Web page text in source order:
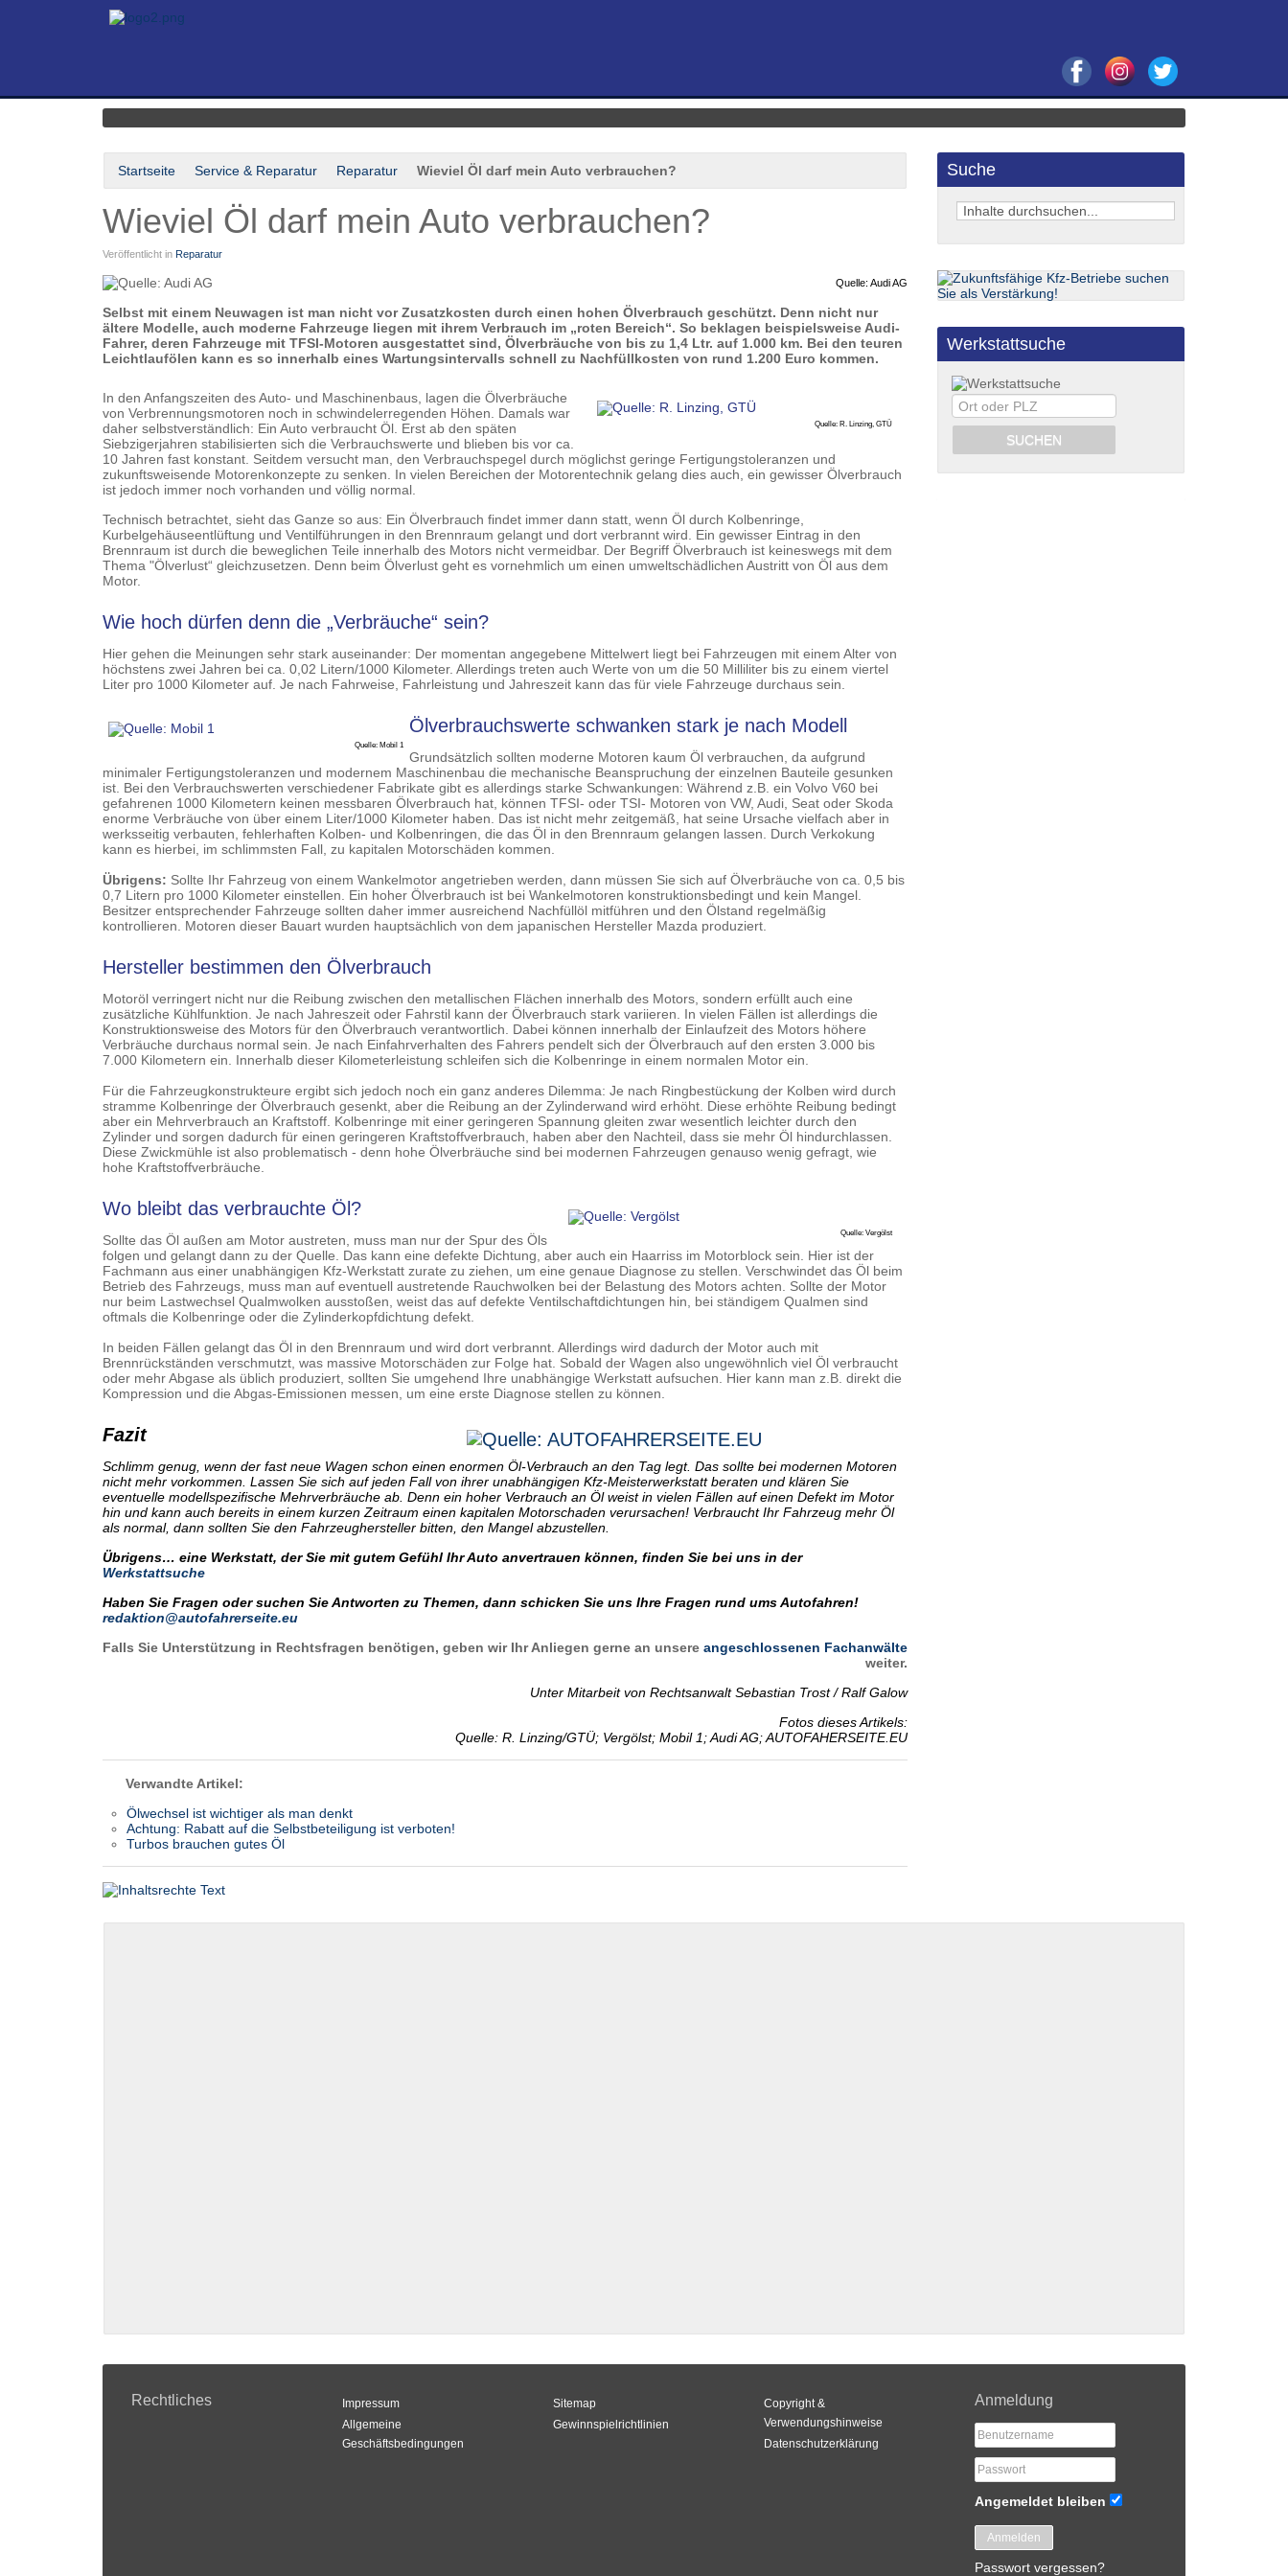
Startseite Service & Reparatur Reparatur Wieviel Öl darf mein Auto verbrauchen?
Wieviel Öl darf mein Auto verbrauchen?
Veröffentlicht in Reparatur
Quelle: Audi AG
Selbst mit einem Neuwagen ist man nicht vor Zusatzkosten durch einen hohen Ölverbrauch geschützt. Denn nicht nur
ältere Modelle, auch moderne Fahrzeuge liegen mit ihrem Verbrauch im „roten Bereich“. So beklagen beispielsweise Audi-
Fahrer, deren Fahrzeuge mit TFSI-Motoren ausgestattet sind, Ölverbräuche von bis zu 1,4 Ltr. auf 1.000 km. Bei den teuren
Leichtlaufölen kann es so innerhalb eines Wartungsintervalls schnell zu Nachfüllkosten von rund 1.200 Euro kommen.
Quelle: R. Linzing, GTÜ
In den Anfangszeiten des Auto- und Maschinenbaus, lagen die Ölverbräuche
von Verbrennungsmotoren noch in schwindelerregenden Höhen. Damals war
daher selbstverständlich: Ein Auto verbraucht Öl. Erst ab den späten
Siebzigerjahren stabilisierten sich die Verbrauchswerte und blieben bis vor ca.
10 Jahren fast konstant. Seitdem versucht man, den Verbrauchspegel durch möglichst geringe Fertigungstoleranzen und
zukunftsweisende Motorenkonzepte zu senken. In vielen Bereichen der Motorentechnik gelang dies auch, ein gewisser Ölverbrauch
ist jedoch immer noch vorhanden und völlig normal.
Technisch betrachtet, sieht das Ganze so aus: Ein Ölverbrauch findet immer dann statt, wenn Öl durch Kolbenringe,
Kurbelgehäuseentlüftung und Ventilführungen in den Brennraum gelangt und dort verbrannt wird. Ein gewisser Eintrag in den
Brennraum ist durch die beweglichen Teile innerhalb des Motors nicht vermeidbar. Der Begriff Ölverbrauch ist keineswegs mit dem
Thema "Ölverlust“ gleichzusetzen. Denn beim Ölverlust geht es vornehmlich um einen umweltschädlichen Austritt von Öl aus dem
Motor.
Wie hoch dürfen denn die „Verbräuche“ sein?
Hier gehen die Meinungen sehr stark auseinander: Der momentan angegebene Mittelwert liegt bei Fahrzeugen mit einem Alter von
höchstens zwei Jahren bei ca. 0,02 Litern/1000 Kilometer. Allerdings treten auch Werte von um die 50 Milliliter bis zu einem viertel
Liter pro 1000 Kilometer auf. Je nach Fahrweise, Fahrleistung und Jahreszeit kann das für viele Fahrzeuge durchaus sein.
Quelle: Mobil 1
Ölverbrauchswerte schwanken stark je nach Modell
Grundsätzlich sollten moderne Motoren kaum Öl verbrauchen, da aufgrund
minimaler Fertigungstoleranzen und modernem Maschinenbau die mechanische Beanspruchung der einzelnen Bauteile gesunken
ist. Bei den Verbrauchswerten verschiedener Fabrikate gibt es allerdings starke Schwankungen: Während z.B. ein Volvo V60 bei
gefahrenen 1000 Kilometern keinen messbaren Ölverbrauch hat, können TFSI- oder TSI- Motoren von VW, Audi, Seat oder Skoda
enorme Verbräuche von über einem Liter/1000 Kilometer haben. Das ist nicht mehr zeitgemäß, hat seine Ursache vielfach aber in
werksseitig verbauten, fehlerhaften Kolben- und Kolbenringen, die das Öl in den Brennraum gelangen lassen. Durch Verkokung
kann es hierbei, im schlimmsten Fall, zu kapitalen Motorschäden kommen.
Übrigens: Sollte Ihr Fahrzeug von einem Wankelmotor angetrieben werden, dann müssen Sie sich auf Ölverbräuche von ca. 0,5 bis
0,7 Litern pro 1000 Kilometer einstellen. Ein hoher Ölverbrauch ist bei Wankelmotoren konstruktionsbedingt und kein Mangel.
Besitzer entsprechender Fahrzeuge sollten daher immer ausreichend Nachfüllöl mitführen und den Ölstand regelmäßig
kontrollieren. Motoren dieser Bauart wurden hauptsächlich von dem japanischen Hersteller Mazda produziert.
Hersteller bestimmen den Ölverbrauch
Motoröl verringert nicht nur die Reibung zwischen den metallischen Flächen innerhalb des Motors, sondern erfüllt auch eine
zusätzliche Kühlfunktion. Je nach Jahreszeit oder Fahrstil kann der Ölverbrauch stark variieren. In vielen Fällen ist allerdings die
Konstruktionsweise des Motors für den Ölverbrauch verantwortlich. Dabei können innerhalb der Einlaufzeit des Motors höhere
Verbräuche durchaus normal sein. Je nach Einfahrverhalten des Fahrers pendelt sich der Ölverbrauch auf den ersten 3.000 bis
7.000 Kilometern ein. Innerhalb dieser Kilometerleistung schleifen sich die Kolbenringe in einem normalen Motor ein.
Für die Fahrzeugkonstrukteure ergibt sich jedoch noch ein ganz anderes Dilemma: Je nach Ringbestückung der Kolben wird durch
stramme Kolbenringe der Ölverbrauch gesenkt, aber die Reibung an der Zylinderwand wird erhöht. Diese erhöhte Reibung bedingt
aber ein Mehrverbrauch an Kraftstoff. Kolbenringe mit einer geringeren Spannung gleiten zwar wesentlich leichter durch den
Zylinder und sorgen dadurch für einen geringeren Kraftstoffverbrauch, haben aber den Nachteil, dass sie mehr Öl hindurchlassen.
Diese Zwickmühle ist also problematisch - denn hohe Ölverbräuche sind bei modernen Fahrzeugen genauso wenig gefragt, wie
hohe Kraftstoffverbräuche.
Quelle: Vergölst
Wo bleibt das verbrauchte Öl?
Sollte das Öl außen am Motor austreten, muss man nur der Spur des Öls
folgen und gelangt dann zu der Quelle. Das kann eine defekte Dichtung, aber auch ein Haarriss im Motorblock sein. Hier ist der
Fachmann aus einer unabhängigen Kfz-Werkstatt zurate zu ziehen, um eine genaue Diagnose zu stellen. Verschwindet das Öl beim
Betrieb des Fahrzeugs, muss man auf eventuell austretende Rauchwolken bei der Belastung des Motors achten. Sollte der Motor
nur beim Lastwechsel Qualmwolken ausstoßen, weist das auf defekte Ventilschaftdichtungen hin, bei ständigem Qualmen sind
oftmals die Kolbenringe oder die Zylinderkopfdichtung defekt.
In beiden Fällen gelangt das Öl in den Brennraum und wird dort verbrannt. Allerdings wird dadurch der Motor auch mit
Brennrückständen verschmutzt, was massive Motorschäden zur Folge hat. Sobald der Wagen also ungewöhnlich viel Öl verbraucht
oder mehr Abgase als üblich produziert, sollten Sie umgehend Ihre unabhängige Werkstatt aufsuchen. Hier kann man z.B. direkt die
Kompression und die Abgas-Emissionen messen, um eine erste Diagnose stellen zu können.
Fazit
Schlimm genug, wenn der fast neue Wagen schon einen enormen Öl-Verbrauch an den Tag legt. Das sollte bei modernen Motoren
nicht mehr vorkommen. Lassen Sie sich auf jeden Fall von ihrer unabhängigen Kfz-Meisterwerkstatt beraten und klären Sie
eventuelle modellspezifische Mehrverbräuche ab. Denn ein hoher Verbrauch an Öl weist in vielen Fällen auf einen Defekt im Motor
hin und kann auch bereits in einem kurzen Zeitraum einen kapitalen Motorschaden verursachen! Verbraucht Ihr Fahrzeug mehr Öl
als normal, dann sollten Sie den Fahrzeughersteller bitten, den Mangel abzustellen.
Übrigens… eine Werkstatt, der Sie mit gutem Gefühl Ihr Auto anvertrauen können, finden Sie bei uns in der
Werkstattsuche
Haben Sie Fragen oder suchen Sie Antworten zu Themen, dann schicken Sie uns Ihre Fragen rund ums Autofahren!
redaktion@autofahrerseite.eu
Falls Sie Unterstützung in Rechtsfragen benötigen, geben wir Ihr Anliegen gerne an unsere angeschlossenen Fachanwälte
weiter.
Unter Mitarbeit von Rechtsanwalt Sebastian Trost / Ralf Galow
Fotos dieses Artikels:
Quelle: R. Linzing/GTÜ; Vergölst; Mobil 1; Audi AG; AUTOFAHERSEITE.EU
Verwandte Artikel:
Ölwechsel ist wichtiger als man denkt
Achtung: Rabatt auf die Selbstbeteiligung ist verboten!
Turbos brauchen gutes Öl
Suche
Werkstattsuche
Rechtliches
Impressum
Allgemeine
Geschäftsbedingungen
Sitemap
Gewinnspielrichtlinien
Copyright &
Verwendungshinweise
Datenschutzerklärung
Anmeldung
Angemeldet bleiben
Anmelden
Passwort vergessen?